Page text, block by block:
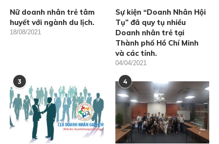
Nữ doanh nhân trẻ tâm
huyết với ngành du lịch.
18/08/2021
Sự kiện “Doanh Nhân Hội
Tụ” đã quy tụ nhiều
Doanh nhân trẻ tại
Thành phố Hồ Chí Minh
và các tỉnh.
04/04/2021
3 4